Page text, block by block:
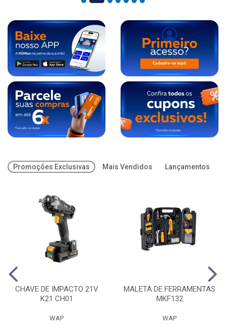
Promoções Exclusivas Mais Vendidos Lançamentos
CHAVE DE IMPACTO 21V
K21 CH01
WAP
MALETA DE FERRAMENTAS
MKF132
WAP